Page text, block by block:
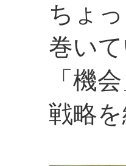
ちょ
巻い
「機
戦略